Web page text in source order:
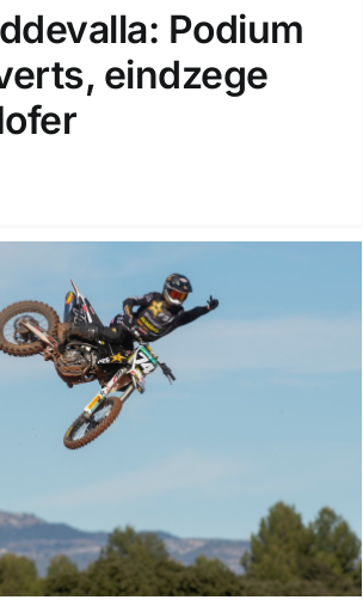
Podium
eindzege